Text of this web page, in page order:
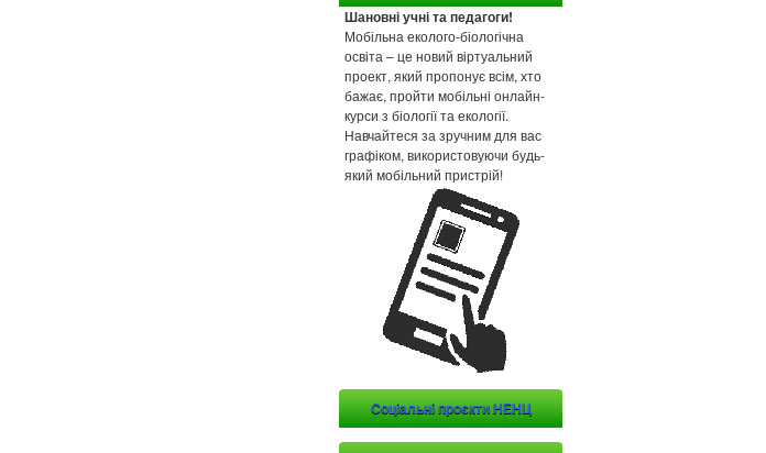
Шановні учні та педагоги!
Мобільна еколого-біологічна
освіта – це новий віртуальний
проект, який пропонує всім, хто
бажає, пройти мобільні онлайн-
курси з біології та екології.
Навчайтеся за зручним для вас
графіком, використовуючи будь-
який мобільний пристрій!
Соціальні проєкти НЕНЦ